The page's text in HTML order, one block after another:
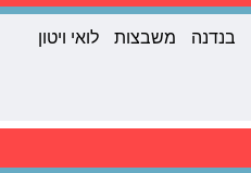
בנדנה משבצות
לואי ויטון